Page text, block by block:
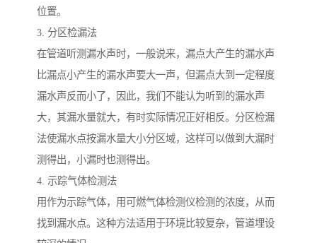
位置。
3. 分区检漏法
在管道听测漏水声时，一般说来，漏点大产生的漏水声
比漏点小产生的漏水声要大一声，但漏点大到一定程度
漏水声反而小了，因此，我们不能认为听到的漏水声
大，其漏水量就大，有时实际情况正好相反。分区检漏
法使漏水点按漏水量大小分区域，这样可以做到大漏时
测得出，小漏时也测得出。
4. 示踪气体检测法
用作为示踪气体，用可燃气体检测仪检测的浓度，从而
找到漏水点。这种方法适用于环境比较复杂，管道埋设